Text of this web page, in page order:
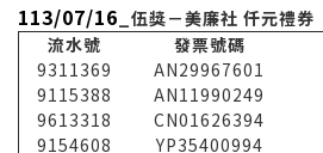
113/07/16 _伍獎－美廉社 仟元禮券
流水號
發票號碼
9311369
AN29967601
9115388
AN11990249
9613318
CN01626394
9154608
YP35400994